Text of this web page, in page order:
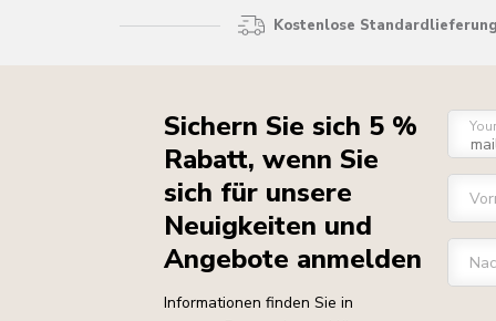
Kostenlose
Sichern Sie sich 5 %
Rabatt, wenn Sie
sich für unsere
Neuigkeiten und
Angebote anmelden
Informationen finden Sie in